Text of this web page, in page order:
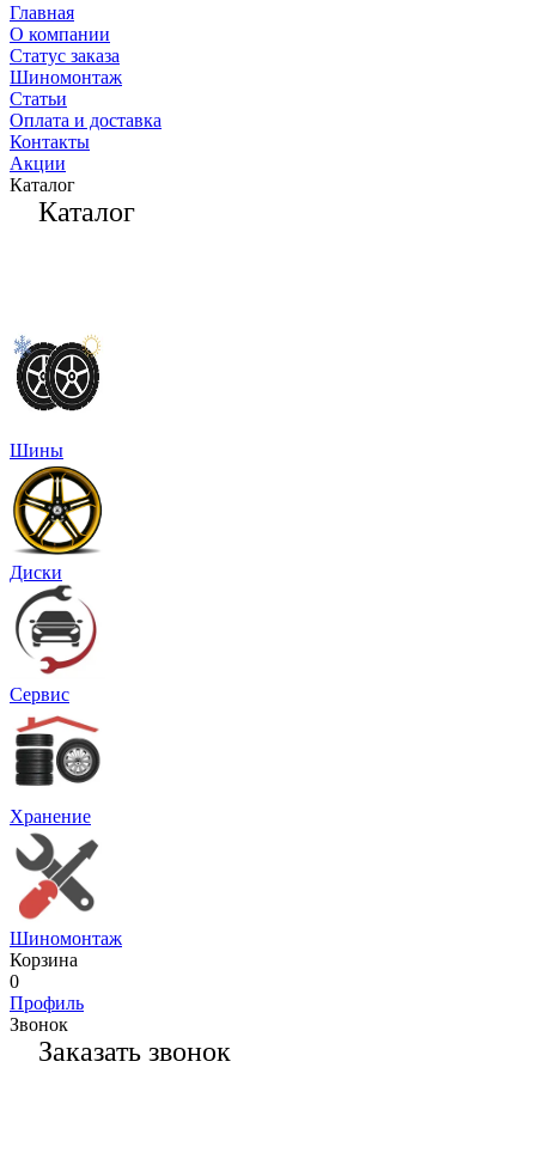
Главная
О компании
Статус заказа
Шиномонтаж
Статьи
Оплата и доставка
Контакты
Акции
Каталог
Каталог
Шины
Диски
Сервис
Хранение
Шиномонтаж
Корзина
0
Профиль
Звонок
Заказать звонок